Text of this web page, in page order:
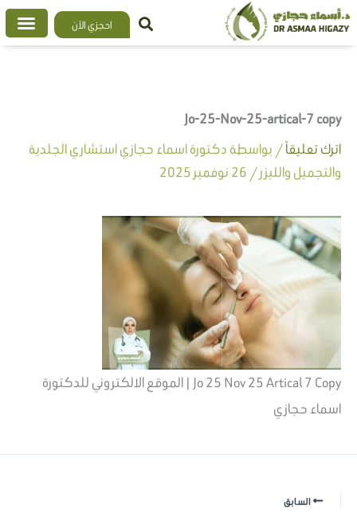
تخطي
إلى
احجزي الآن
Jo-25-Nov-25-artical-7 copy
اترك تعليقاً/ بواسطة دكتورة اسماء حجازي استشاري الجلدية
والتجميل والليزر/ 26 نوفمبر 2025
Jo 25 Nov 25 Artical 7 Copy | الموقع الالكتروني للدكتورة
اسماء حجازي
السابق